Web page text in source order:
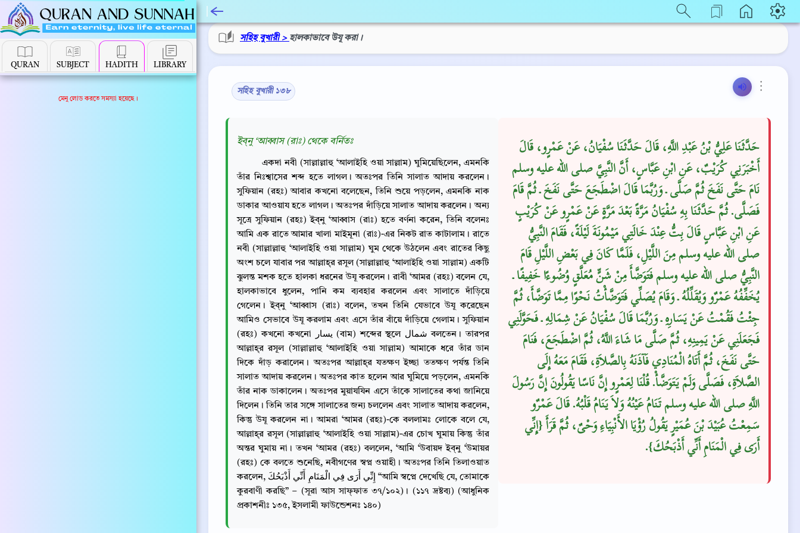
QURAN SUBJECT HADITH LIBRARY
মেনু লোড করতে সমস্যা হয়েছে।
সহিহ বুখারী > হালকাভাবে উযূ করা।
⋮
সহিহ বুখারী ১৩৮
حَدَّثَنَا عَلِيُّ بْنُ عَبْدِ اللَّهِ، قَالَ حَدَّثَنَا سُفْيَانُ، عَنْ عَمْرٍو، قَالَ
أَخْبَرَنِي كُرَيْبٌ، عَنِ ابْنِ عَبَّاسٍ، أَنَّ النَّبِيَّ صلى الله عليه وسلم
نَامَ حَتَّى نَفَخَ ثُمَّ صَلَّى ـ وَرُبَّمَا قَالَ اضْطَجَعَ حَتَّى نَفَخَ ـ ثُمَّ قَامَ
فَصَلَّى‏.‏ ثُمَّ حَدَّثَنَا بِهِ سُفْيَانُ مَرَّةً بَعْدَ مَرَّةٍ عَنْ عَمْرٍو عَنْ كُرَيْبٍ
عَنِ ابْنِ عَبَّاسٍ قَالَ بِتُّ عِنْدَ خَالَتِي مَيْمُونَةَ لَيْلَةً، فَقَامَ النَّبِيُّ
صلى الله عليه وسلم مِنَ اللَّيْلِ، فَلَمَّا كَانَ فِي بَعْضِ اللَّيْلِ قَامَ
النَّبِيُّ صلى الله عليه وسلم فَتَوَضَّأَ مِنْ شَنٍّ مُعَلَّقٍ وُضُوءًا خَفِيفًا ـ
يُخَفِّفُهُ عَمْرٌو وَيُقَلِّلُهُ ـ وَقَامَ يُصَلِّي فَتَوَضَّأْتُ نَحْوًا مِمَّا تَوَضَّأَ، ثُمَّ
جِئْتُ فَقُمْتُ عَنْ يَسَارِهِ ـ وَرُبَّمَا قَالَ سُفْيَانُ عَنْ شِمَالِهِ ـ فَحَوَّلَنِي
فَجَعَلَنِي عَنْ يَمِينِهِ، ثُمَّ صَلَّى مَا شَاءَ اللَّهُ، ثُمَّ اضْطَجَعَ، فَنَامَ
حَتَّى نَفَخَ، ثُمَّ أَتَاهُ الْمُنَادِي فَآذَنَهُ بِالصَّلاَةِ، فَقَامَ مَعَهُ إِلَى
الصَّلاَةِ، فَصَلَّى وَلَمْ يَتَوَضَّأْ‏.‏ قُلْنَا لِعَمْرٍو إِنَّ نَاسًا يَقُولُونَ إِنَّ رَسُولَ
اللَّهِ صلى الله عليه وسلم تَنَامُ عَيْنُهُ وَلاَ يَنَامُ قَلْبُهُ‏.‏ قَالَ عَمْرٌو
سَمِعْتُ عُبَيْدَ بْنَ عُمَيْرٍ يَقُولُ رُؤْيَا الأَنْبِيَاءِ وَحْىٌ، ثُمَّ قَرَأَ ‏{‏إِنِّي
أَرَى فِي الْمَنَامِ أَنِّي أَذْبَحُكَ‏}‏‏.‏
ইব্‌নু ‘আব্বাস (রাঃ) থেকে বর্নিতঃ
একদা নবী (সাল্লাল্লাহু ‘আলাইহি ওয়া সাল্লাম) ঘুমিয়েছিলেন, এমনকি
তাঁর নিঃশ্বাসের শব্দ হতে লাগল। অতঃপর তিনি সালাত আদায় করলেন।
সুফিয়ান (রহঃ) আবার কখনো বলেছেন, তিনি শুয়ে পড়লেন, এমনকি নাক
ডাকার আওয়ায হতে লাগল। অতঃপর দাঁড়িয়ে সালাত আদায় করলেন। অন্য
সূত্রে সুফিয়ান (রহঃ) ইব্‌নু ‘আব্বাস (রাঃ) হতে বর্ণনা করেন, তিনি বলেনঃ
আমি এক রাতে আমার খালা মাইমূনা (রাঃ)-এর নিকট রাত কাটালাম। রাতে
নবী (সাল্লাল্লাহু ‘আলাইহি ওয়া সাল্লাম) ঘুম থেকে উঠলেন এবং রাতের কিছু
অংশ চলে যাবার পর আল্লাহ্‌র রসূল (সাল্লাল্লাহু ‘আলাইহি ওয়া সাল্লাম) একটি
ঝুলন্ত মশক হতে হালকা ধরনের উযূ করলেন। রাবী ‘আমর (রহঃ) বলেন যে,
হালকাভাবে ধুলেন, পানি কম ব্যবহার করলেন এবং সালাতে দাঁড়িয়ে
গেলেন। ইব্‌নু ‘আব্বাস (রাঃ) বলেন, তখন তিনি যেভাবে উযূ করেছেন
আমিও সেভাবে উযূ করলাম এবং এসে তাঁর বাঁয়ে দাঁড়িয়ে গেলাম। সুফিয়ান
(রহঃ) কখনো কখনো يسار (বাম) শব্দের স্থলে شمال বলতেন। তারপর
আল্লাহ্‌র রসূল (সাল্লাল্লাহু ‘আলাইহি ওয়া সাল্লাম) আমাকে ধরে তাঁর ডান
দিকে দাঁড় করালেন। অতঃপর আল্লাহ্‌র যতক্ষণ ইচ্ছা ততক্ষণ পর্যন্ত তিনি
সালাত আদায় করলেন। অতঃপর কাত হলেন আর ঘুমিয়ে পড়লেন, এমনকি
তাঁর নাক ডাকালেন। অতঃপর মুয়াযযিন এসে তাঁকে সালাতের কথা জানিয়ে
দিলেন। তিনি তার সঙ্গে সালাতের জন্য চললেন এবং সালাত আদায় করলেন,
কিন্তু উযূ করলেন না। আমরা ‘আমর (রহঃ)-কে বললামঃ লোকে বলে যে,
আল্লাহ্‌র রসূল (সাল্লাল্লাহু ‘আলাইহি ওয়া সাল্লাম)-এর চোখ ঘুমায় কিন্তু তাঁর
অন্তর ঘুমায় না। তখন ‘আমর (রহঃ) বললেন, ‘আমি ‘উবায়দ ইব্‌নু ‘উমায়র
(রহঃ) কে বলতে শুনেছি, নবীগণের স্বপ্ন ওয়াহী। অতঃপর তিনি তিলাওয়াত
করলেন, إِنِّي أَرَى فِي الْمَنَامِ أَنِّي أَذْبَحُكَ “আমি স্বপ্নে দেখেছি যে, তোমাকে
কুরবাণী করছি” – (সূরা আস সাফ্‌ফাত ৩৭/১০২)। (১১৭ দ্রষ্টব্য) (আধুনিক
প্রকাশনীঃ ১৩৫, ইসলামী ফাউন্ডেশনঃ ১৪০)
Copy